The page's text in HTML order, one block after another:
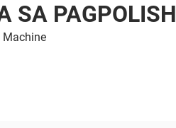
SA PAGPOLISH
Machine